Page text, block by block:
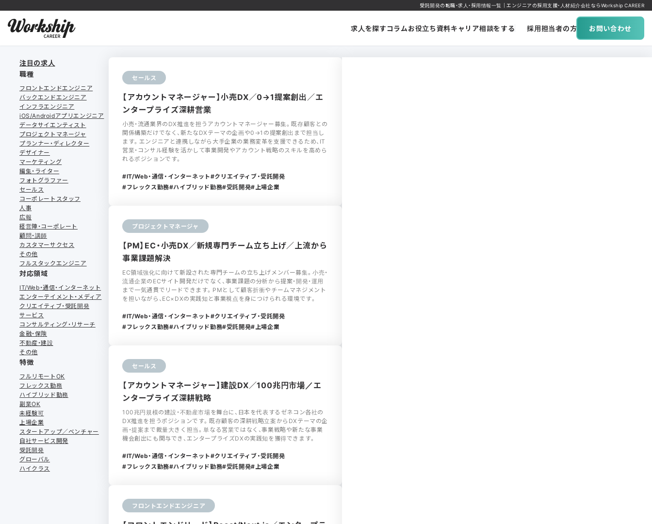
受託開発の転職・求人・採用情報一覧｜エンジニアの採用支援・人材紹介会社ならWorkship CAREER
求人を探すコラムお役立ち資料キャリア相談をする 採用担当者の方へ お問い合わせ
注目の求人
職種
フロントエンドエンジニア
バックエンドエンジニア
インフラエンジニア
iOS/Androidアプリエンジニア
データサイエンティスト
プロジェクトマネージャ
プランナー・ディレクター
デザイナー
マーケティング
編集・ライター
フォトグラファー
セールス
コーポレートスタッフ
人事
広報
経営陣・コーポレート
顧問・講師
カスタマーサクセス
その他
フルスタックエンジニア
対応領域
IT/Web・通信・インターネット
エンターテイメント・メディア
クリエイティブ・受託開発
サービス
コンサルティング・リサーチ
金融・保険
不動産・建設
その他
特徴
フルリモートOK
フレックス勤務
ハイブリッド勤務
副業OK
未経験可
上場企業
スタートアップ／ベンチャー
自社サービス開発
受託開発
グローバル
ハイクラス
セールス
【アカウントマネージャー】小売DX／0→1提案創出／エ
ンタープライズ深耕営業
小売・流通業界のDX推進を担うアカウントマネージャー募集。既存顧客との
関係構築だけでなく、新たなDXテーマの企画や0→1の提案創出まで担当し
ます。エンジニアと連携しながら大手企業の業務変革を支援できるため、IT
営業・コンサル経験を活かして事業開発やアカウント戦略のスキルを高めら
れるポジションです。
IT/Web・通信・インターネット
クリエイティブ・受託開発
フレックス勤務 ハイブリッド勤務 受託開発 上場企業
プロジェクトマネージャ
【PM】EC・小売DX／新規専門チーム立ち上げ／上流から
事業課題解決
EC領域強化に向けて新設された専門チームの立ち上げメンバー募集。小売・
流通企業のECサイト開発だけでなく、事業課題の分析から提案・開発・運用
まで一気通貫でリードできます。PMとして顧客折衝やチームマネジメント
を担いながら、EC×DXの実践知と事業視点を身につけられる環境です。
IT/Web・通信・インターネット
クリエイティブ・受託開発
フレックス勤務 ハイブリッド勤務 受託開発 上場企業
セールス
【アカウントマネージャー】建設DX／100兆円市場／エ
ンタープライズ深耕戦略
100兆円規模の建設・不動産市場を舞台に、日本を代表するゼネコン各社の
DX推進を担うポジションです。既存顧客の深耕戦略立案からDXテーマの企
画・提案まで裁量大きく担当。単なる営業ではなく、事業戦略や新たな事業
機会創出にも関与でき、エンタープライズDXの実践知を獲得できます。
IT/Web・通信・インターネット
クリエイティブ・受託開発
フレックス勤務 ハイブリッド勤務 受託開発 上場企業
フロントエンドエンジニア